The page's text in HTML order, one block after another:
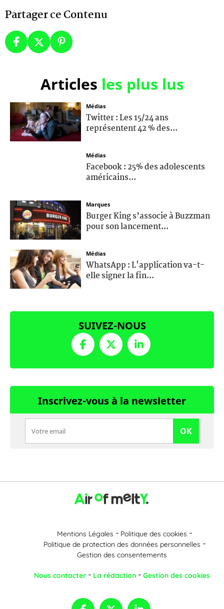
Partager ce Contenu
Articles les plus lus
Médias
Twitter : Les 15/24 ans
représentent 42 % des...
Médias
Facebook : 25% des adolescents
américains...
Marques
Burger King s’associe à Buzzman
pour son lancement...
Médias
WhatsApp : L'application va-t-
elle signer la fin...
SUIVEZ-NOUS
Inscrivez-vous à la newsletter
OK
Mentions Légales
Politique des cookies
Politique de protection des données personnelles
Gestion des consentements
Nous contacter La rédaction Gestion des cookies